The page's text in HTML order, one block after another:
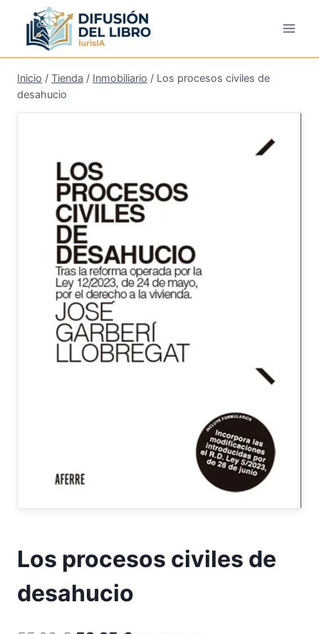
contenido
Inicio / Tienda / Inmobiliario / Los procesos civiles de
desahucio
Los procesos civiles de
desahucio